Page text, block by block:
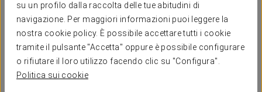
su un profilo dalla raccolta delle tue abitudini di
navigazione. Per maggiori informazioni puoi leggere la
nostra cookie policy. È possibile accettare tutti i cookie
tramite il pulsante "Accetta" oppure è possibile configurare
o rifiutare il loro utilizzo facendo clic su "Configura".
Politica sui cookie
20€
Esperienza Comfort